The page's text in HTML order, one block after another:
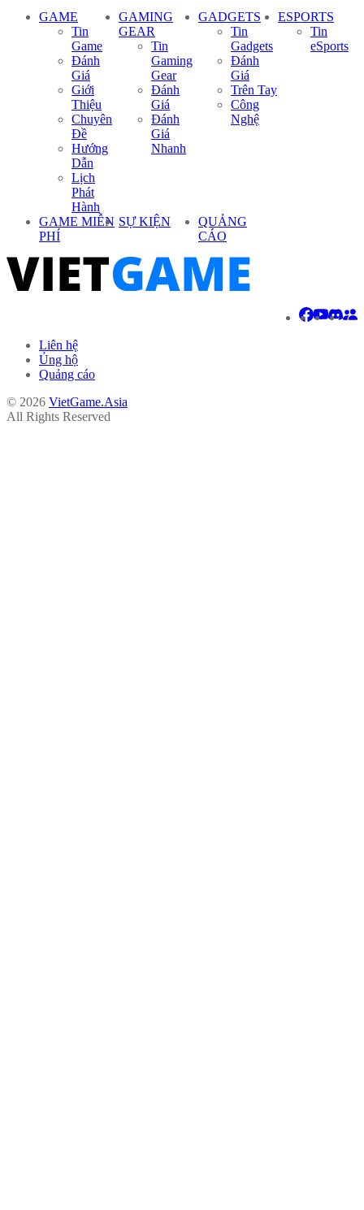
GAME
Tin
Game
Đánh
Giá
Giới
Thiệu
Chuyên
Đề
Hướng
Dẫn
Lịch
Phát
Hành
GAMING
GEAR
Tin
Gaming
Gear
Đánh
Giá
Đánh
Giá
Nhanh
GADGETS
Tin
Gadgets
Đánh
Giá
Trên Tay
Công
Nghệ
ESPORTS
Tin
eSports
GAME MIỄN
PHÍ
SỰ KIỆN
QUẢNG
CÁO
Liên hệ
Ủng hộ
Quảng cáo
© 2026 VietGame.Asia
All Rights Reserved